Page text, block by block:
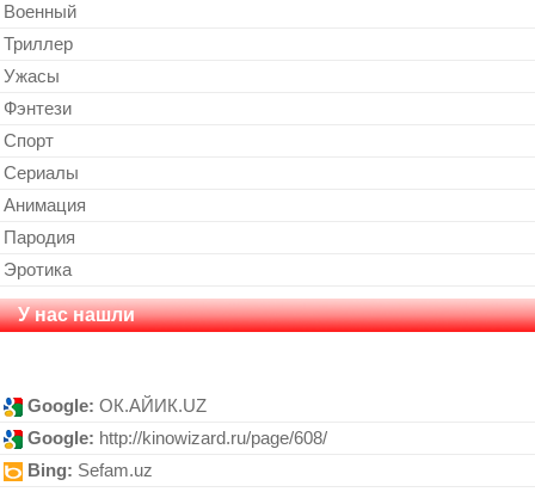
Военный
Триллер
Ужасы
Фэнтези
Спорт
Сериалы
Анимация
Пародия
Эротика
У нас нашли
Google: ОК.АЙИК.UZ
Google: http://kinowizard.ru/page/608/
Bing: Sеfаm.uz